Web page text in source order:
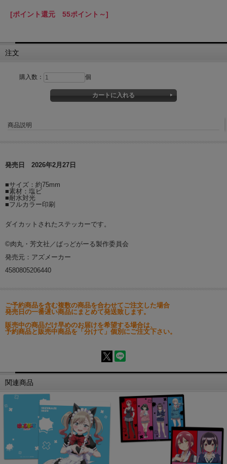
[ポイント還元 55ポイント～]
注文
購入数： 個
商品説明
発売日 2026年2月27日
■サイズ：約75mm
■素材：塩ビ
■耐水対光
■フルカラー印刷
ダイカットされたステッカーです。
©肉丸・芳文社／ばっどがーる製作委員会
発売元：アズメーカー
4580805206440
ご予約商品を含む複数の商品を合わせてご注文した場合
発売日の一番遅い商品にまとめて発送致します。
販売中の商品だけ早めのお届けを希望する場合は、
予約商品と販売中商品を「分けて」個別にご注文下さい。
関連商品